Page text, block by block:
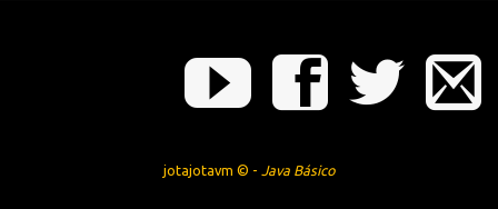
jotajotavm © - Java Básico